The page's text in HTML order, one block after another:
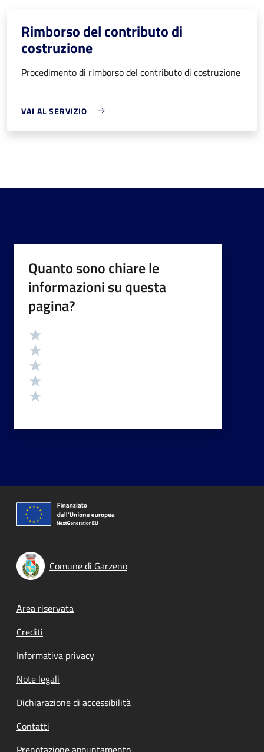
Rimborso del contributo di
costruzione
Procedimento di rimborso del contributo di costruzione
VAI AL SERVIZIO
Quanto sono chiare le
informazioni su questa
pagina?
Valutazione
Comune di Garzeno
Footer menu
Area riservata
Crediti
Informativa privacy
Note legali
Dichiarazione di accessibilità
Contatti